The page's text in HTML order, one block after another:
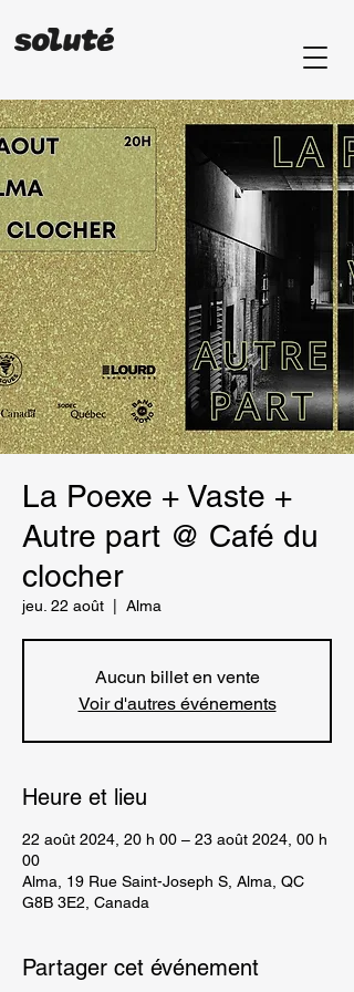
La Poexe + Vaste +
Autre part @ Café du
clocher
jeu. 22 août Alma
Aucun billet en vente
Voir d'autres événements
Heure et lieu
22 août 2024, 20 h 00 – 23 août 2024, 00 h
00
Alma, 19 Rue Saint-Joseph S, Alma, QC
G8B 3E2, Canada
Partager cet événement